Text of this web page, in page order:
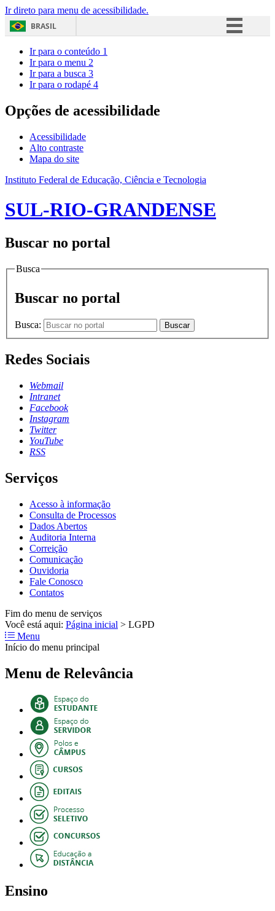
Ir direto para menu de acessibilidade.
BRASIL
Acesso à informação
Ir para o conteúdo 1
Ir para o menu 2
Ir para a busca 3
Ir para o rodapé 4
Opções de acessibilidade
Acessibilidade
Alto contraste
Mapa do site
Instituto Federal de Educação, Ciência e Tecnologia
SUL-RIO-GRANDENSE
Buscar no portal
Busca
Buscar no portal
Busca: Buscar
Redes Sociais
Webmail
Intranet
Facebook
Instagram
Twitter
YouTube
RSS
Serviços
Acesso à informação
Consulta de Processos
Dados Abertos
Auditoria Interna
Correição
Comunicação
Ouvidoria
Fale Conosco
Contatos
Fim do menu de serviços
Você está aqui: Página inicial > LGPD
Menu
Início do menu principal
Menu de Relevância
Ensino